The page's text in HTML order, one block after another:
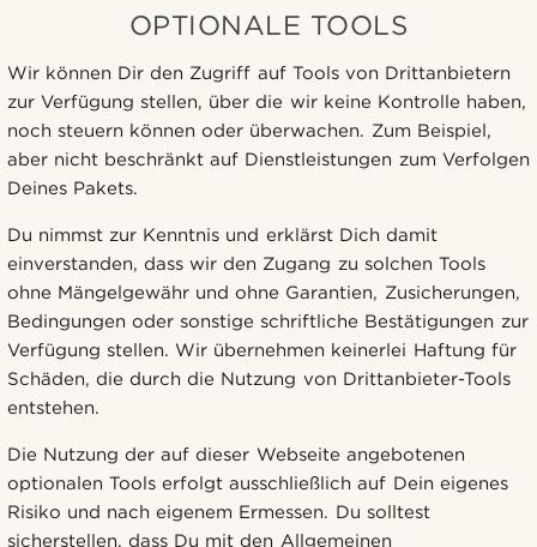
OPTIONALE TOOLS
Wir können Dir den Zugriff auf Tools von Drittanbietern
zur Verfügung stellen, über die wir keine Kontrolle haben,
noch steuern können oder überwachen. Zum Beispiel,
aber nicht beschränkt auf Dienstleistungen zum Verfolgen
Deines Pakets.
Du nimmst zur Kenntnis und erklärst Dich damit
einverstanden, dass wir den Zugang zu solchen Tools
ohne Mängelgewähr und ohne Garantien, Zusicherungen,
Bedingungen oder sonstige schriftliche Bestätigungen zur
Verfügung stellen. Wir übernehmen keinerlei Haftung für
Schäden, die durch die Nutzung von Drittanbieter-Tools
entstehen.
Die Nutzung der auf dieser Webseite angebotenen
optionalen Tools erfolgt ausschließlich auf Dein eigenes
Risiko und nach eigenem Ermessen. Du solltest
sicherstellen, dass Du mit den Allgemeinen